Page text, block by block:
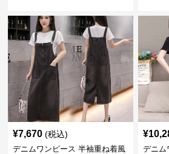
¥7,670 (税込)
デニムワンピース 半袖重ね着風
¥
デニム